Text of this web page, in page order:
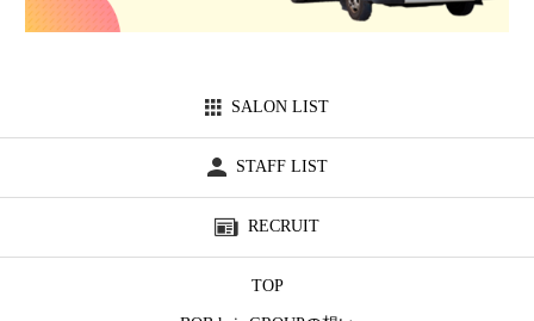
SALON LIST
STAFF LIST
RECRUIT
TOP